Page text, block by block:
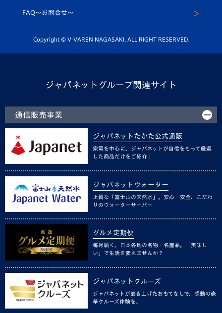
平和祈念活動
ホームタウン活動
スクール
FAQ〜お問合せ〜
Copyright © V-VAREN NAGASAKI. ALL RIGHT RESERVED.
ジャパネットグループ関連サイト
通信販売事業
ジャパネットたかた公式通販
家電を中心に、ジャパネットが自信をもって厳選
した商品だけをご紹介！
ジャパネットウォーター
上質な「富士山の天然水」。安心・安全、こだわ
りのウォーターサーバー
グルメ定期便
毎月届く、日本各地の名物・名産品。「美味し
い」で生活を変えませんか？
ジャパネットクルーズ
ジャパネットが磨き上げたおもてなしで、感動の豪
華クルーズ体験を。